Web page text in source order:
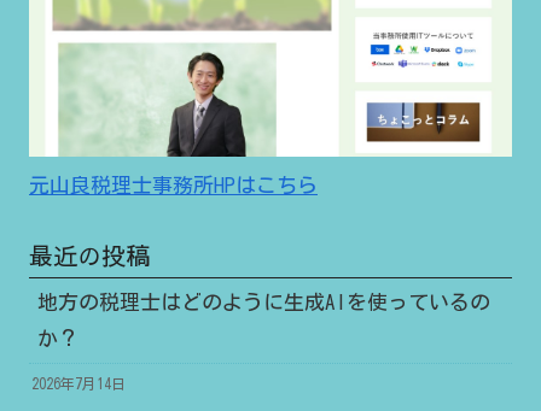
元山良税理士事務所HPはこちら
最近の投稿
地方の税理士はどのように生成AIを使っているの
か？
2026年7月14日